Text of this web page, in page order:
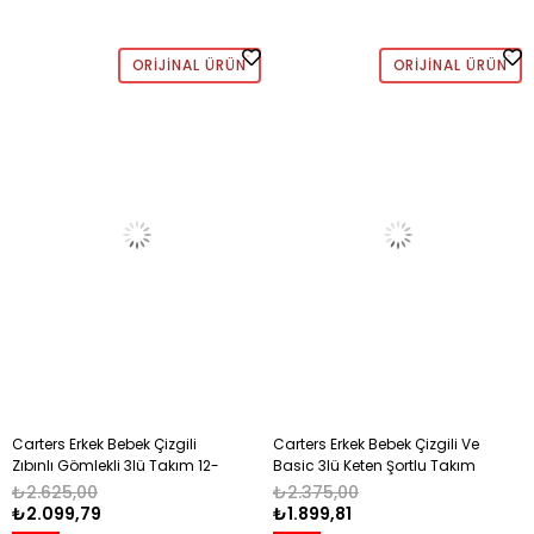
ORIJINAL ÜRÜN
Carters Erkek Bebek Çizgili
Zıbınlı Gömlekli 3lü Takım 12-
24 Ay EKRU - CORAL
₺2.099,79
₺2.625,00
ORIJINAL ÜRÜN
Carters Erkek Bebek Çizgili Ve
Basic 3lü Keten Şortlu Takım
12-24 Ay KAHVE
₺1.899,81
₺2.375,00